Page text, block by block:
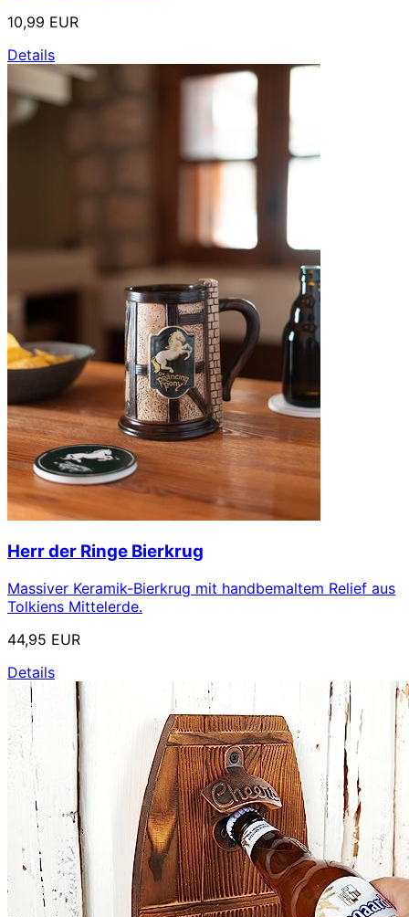
10,99 EUR
Details
Herr der Ringe Bierkrug
Massiver Keramik-Bierkrug mit handbemaltem Relief aus
Tolkiens Mittelerde.
44,95 EUR
Details